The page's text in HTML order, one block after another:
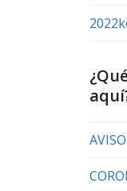
AVISO